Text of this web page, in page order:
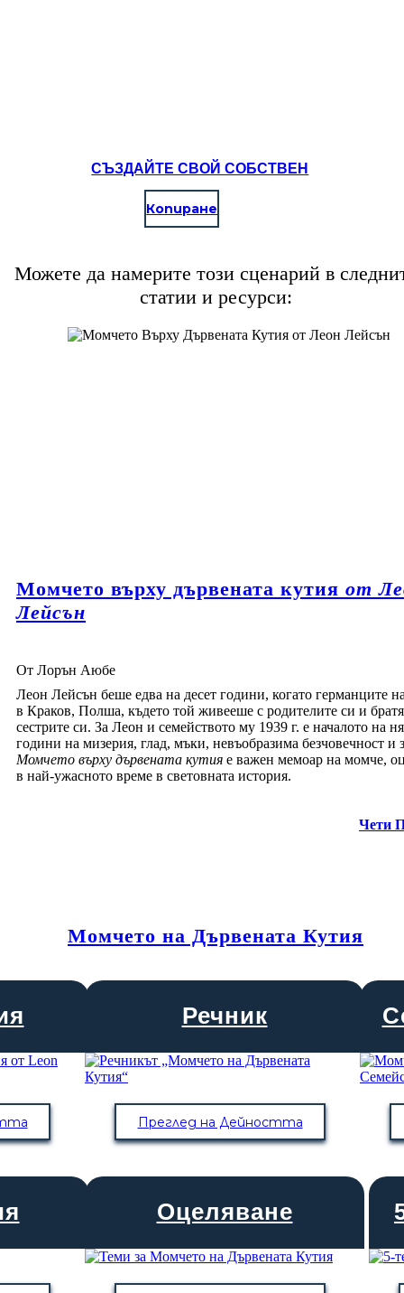
СЪЗДАЙТЕ СВОЙ СОБСТВЕН
Копиране
Можете да намерите този сценарий в
статии и ресурси:
Момчето върху дървената кутия от
Лейсън
От Лорън Аюбе
Леон Лейсън беше едва на десет години, когато германците
в Краков, Полша, където той живееше с родителите си и
сестрите си. За Леон и семейството му 1939 г. е началото на
години на мизерия, глад, мъки, невъобразима безчовечност и
Момчето върху дървената кутия е важен мемоар на момче,
в най-ужасното време в световната история.
Чети
Момчето на Дървената Кутия
Речник
Преглед на Дейността
Оцеляване